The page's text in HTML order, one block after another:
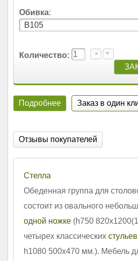
Обивка:
Количество:
Подробнее Заказ в один
Отзывы покупателей
Стелла
Обеденная группа для
состоит из овального
одной ножке (h750
четырех классических стульев
h1080 500х470 мм.). Мебель